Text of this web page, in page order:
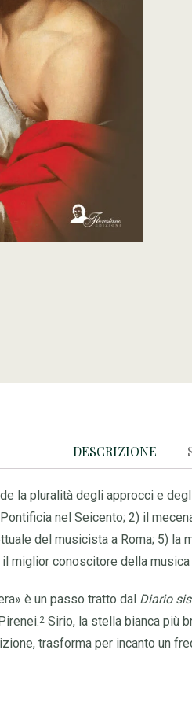
DESCRIZIONE
la pluralità degli approcci e
nel Seicento; 2) il
del musicista a Roma; 5)
conoscitore della musica
è un passo tratto dal Diario
2 Sirio, la stella bianca più
trasforma per incanto un